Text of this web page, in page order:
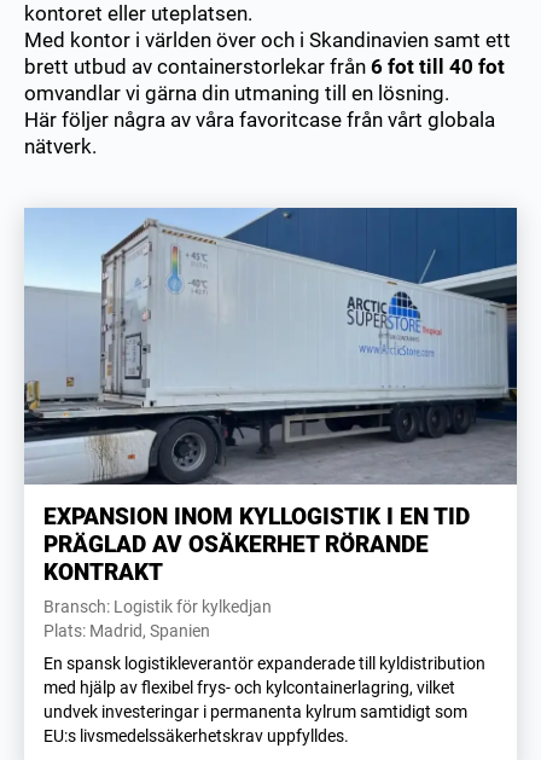
kontoret eller uteplatsen.
Med kontor i världen över och i Skandinavien samt ett
brett utbud av containerstorlekar från 6 fot till 40 fot
omvandlar vi gärna din utmaning till en lösning.
Här följer några av våra favoritcase från vårt globala
nätverk.
EXPANSION INOM KYLLOGISTIK I EN TID
PRÄGLAD AV OSÄKERHET RÖRANDE
KONTRAKT
Bransch: Logistik för kylkedjan
Plats: Madrid, Spanien
En spansk logistikleverantör expanderade till kyldistribution
med hjälp av flexibel frys- och kylcontainerlagring, vilket
undvek investeringar i permanenta kylrum samtidigt som
EU:s livsmedelssäkerhetskrav uppfylldes.